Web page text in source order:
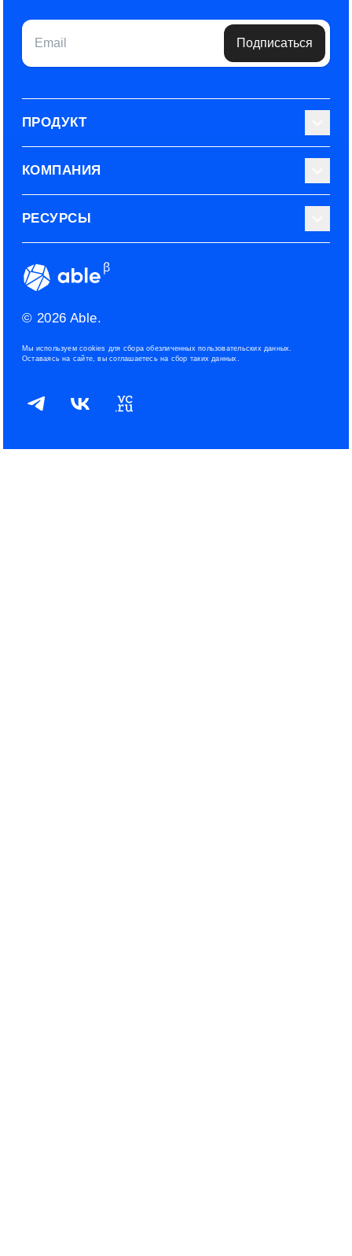
Email Подписаться
ПРОДУКТ
Библиотека тестов
Используйте Able
Эксперты
ROI рекрутинга
КОМПАНИЯ
О нас
Наши контакты
Условия использования
РЕСУРСЫ
Сообщество
© 2026 Able.
Мы используем cookies для сбора обезличенных пользовательских данных.
Оставаясь на сайте, вы соглашаетесь на сбор таких данных.